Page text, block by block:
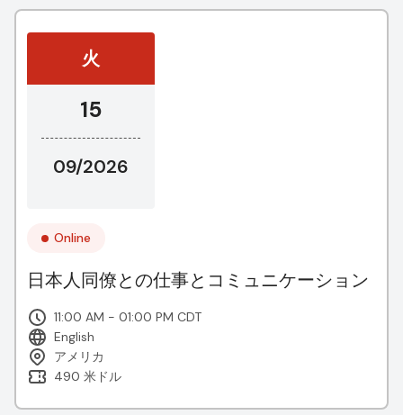
火
15
09/2026
Online
日本人同僚との仕事とコミュニケーション
11:00 AM - 01:00 PM CDT
English
アメリカ
490 米ドル